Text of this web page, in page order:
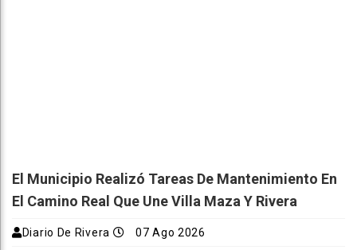
El Municipio Realizó Tareas De Mantenimiento En
El Camino Real Que Une Villa Maza Y Rivera
Diario De Rivera 07 Ago 2026